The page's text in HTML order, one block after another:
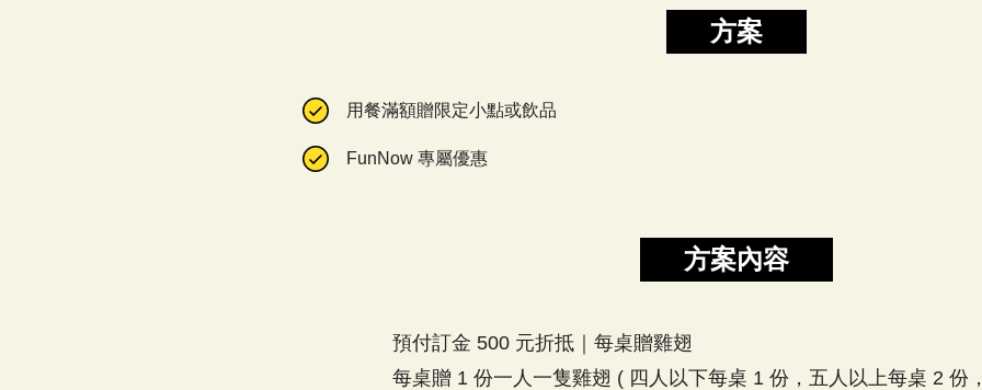
方案
用餐滿額贈限定小點或飲品
FunNow 專屬優惠
方案內容
預付訂金 500 元折抵｜每桌贈雞翅
每桌贈 1 份一人一隻雞翅 ( 四人以下每桌 1 份，五人以上每桌 2 份